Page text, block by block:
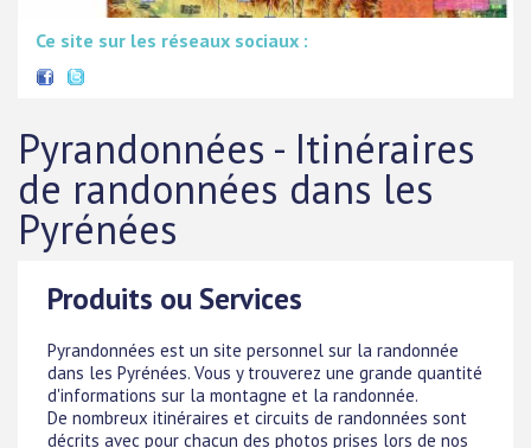
Ce site sur les réseaux sociaux :
Pyrandonnées - Itinéraires
de randonnées dans les
Pyrénées
Produits ou Services
Pyrandonnées est un site personnel sur la randonnée
dans les Pyrénées. Vous y trouverez une grande quantité
d'informations sur la montagne et la randonnée.
De nombreux itinéraires et circuits de randonnées sont
décrits avec pour chacun des photos prises lors de nos